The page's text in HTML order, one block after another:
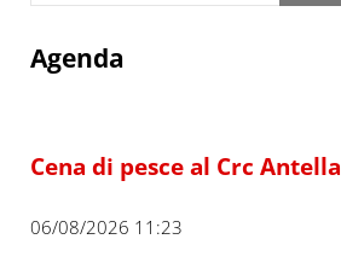
Agenda
Cena di pesce al Crc Antella
06/08/2026 11:23